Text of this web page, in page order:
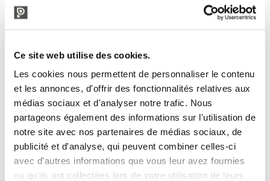
Ce site web utilise des cookies.
Les cookies nous permettent de personnaliser le contenu
et les annonces, d'offrir des fonctionnalités relatives aux
médias sociaux et d'analyser notre trafic. Nous
partageons également des informations sur l'utilisation de
notre site avec nos partenaires de médias sociaux, de
publicité et d'analyse, qui peuvent combiner celles-ci
avec d'autres informations que vous leur avez fournies
ou qu'ils ont collectées lors de votre utilisation de leurs
l'utilisation avec des huiles ou d'autres liquides
visqueux.
Embout cannelé ø 20
PRODUITS VOISINS